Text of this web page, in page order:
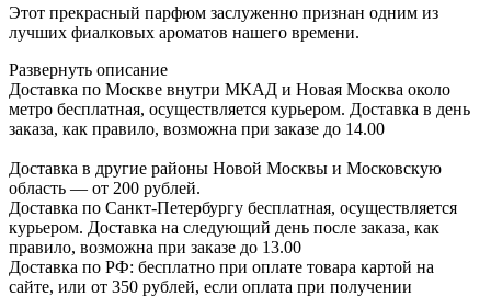
Этот прекрасный парфюм заслуженно признан одним из
лучших фиалковых ароматов нашего времени.
Развернуть описание
Доставка по Москве внутри МКАД и Новая Москва около
метро бесплатная, осуществляется курьером. Доставка в день
заказа, как правило, возможна при заказе до 14.00
Доставка в другие районы Новой Москвы и Московскую
область — от 200 рублей.
Доставка по Санкт-Петербургу бесплатная, осуществляется
курьером. Доставка на следующий день после заказа, как
правило, возможна при заказе до 13.00
Доставка по РФ: бесплатно при оплате товара картой на
сайте, или от 350 рублей, если оплата при получении